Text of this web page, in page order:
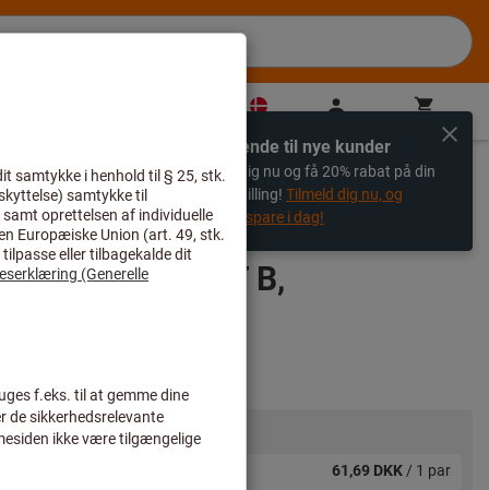
% Udelukkende til nye kunder
Registrer dig nu og få 20% rabat på din
første bestilling! Tilmeld dig nu, og
begynd at spare i dag!
MASTER CUT B,
Priser:
61,69 DKK/ 1 par